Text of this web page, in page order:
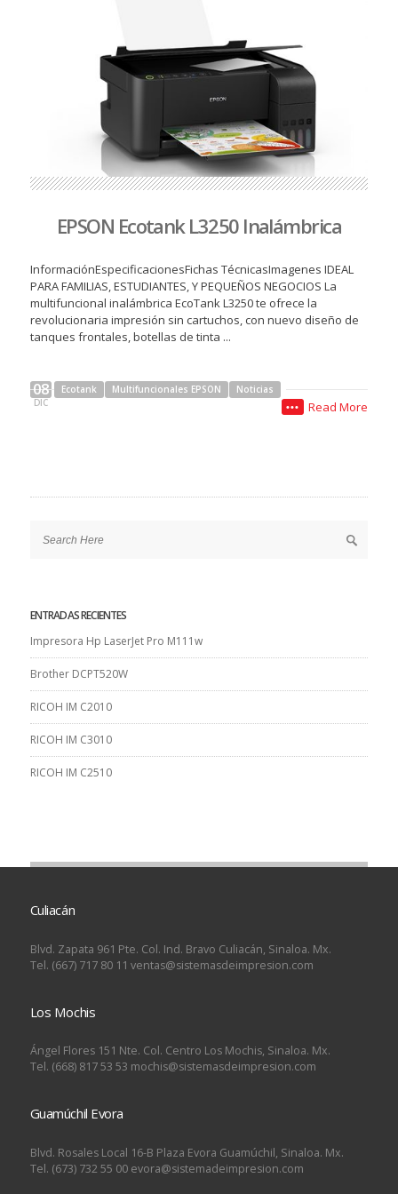
EPSON Ecotank L3250 Inalámbrica
InformaciónEspecificacionesFichas TécnicasImagenes IDEAL
PARA FAMILIAS, ESTUDIANTES, Y PEQUEÑOS NEGOCIOS La
multifuncional inalámbrica EcoTank L3250 te ofrece la
revolucionaria impresión sin cartuchos, con nuevo diseño de
tanques frontales, botellas de tinta ...
08
DIC
Ecotank Multifuncionales EPSON Noticias
Read More
•••
ENTRADAS RECIENTES
Impresora Hp LaserJet Pro M111w
Brother DCPT520W
RICOH IM C2010
RICOH IM C3010
RICOH IM C2510
Culiacán
Blvd. Zapata 961 Pte. Col. Ind. Bravo Culiacán, Sinaloa. Mx.
Tel. (667) 717 80 11 ventas@sistemasdeimpresion.com
Los Mochis
Ángel Flores 151 Nte. Col. Centro Los Mochis, Sinaloa. Mx.
Tel. (668) 817 53 53 mochis@sistemasdeimpresion.com
Guamúchil Evora
Blvd. Rosales Local 16-B Plaza Evora Guamúchil, Sinaloa. Mx.
Tel. (673) 732 55 00 evora@sistemadeimpresion.com